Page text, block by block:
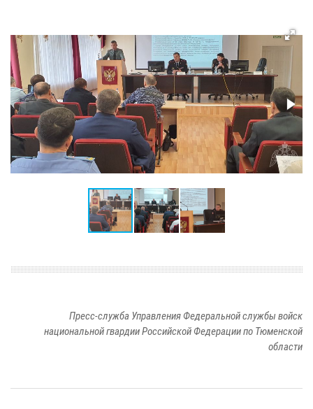
Пресс-служба Управления Федеральной службы войск
национальной гвардии Российской Федерации по Тюменской
области